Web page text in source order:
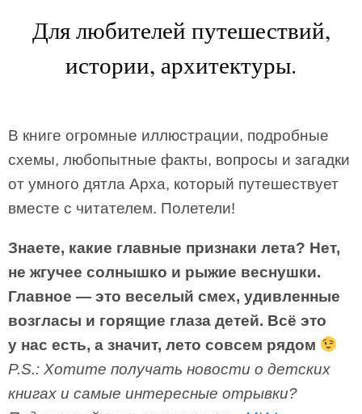
Для любителей путешествий,
истории, архитектуры.
В книге огромные иллюстрации, подробные
схемы, любопытные факты, вопросы и загадки
от умного дятла Арха, который путешествует
вместе с читателем. Полетели!
Знаете, какие главные признаки лета? Нет,
не жгучее солнышко и рыжие веснушки.
Главное — это веселый смех, удивленные
возгласы и горящие глаза детей. Всё это
у нас есть, а значит, лето совсем рядом
P.S.: Хотите получать новости о детских
книгах и самые интересные отрывки?